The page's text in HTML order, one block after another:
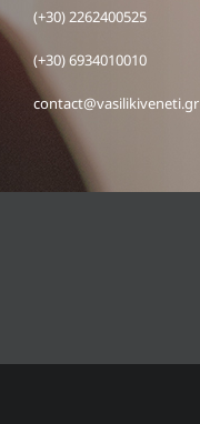
(+30) 2262400525
(+30) 6934010010
contact@vasilikiveneti.gr